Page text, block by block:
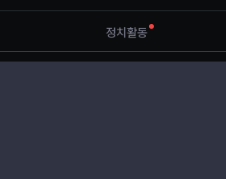
정치활동